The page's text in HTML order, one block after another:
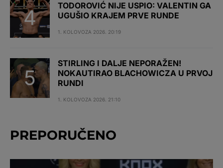
TODOROVIĆ NIJE USPIO: VALENTIN GA
UGUŠIO KRAJEM PRVE RUNDE
1. KOLOVOZA 2026. 20:19
STIRLING I DALJE NEPORAŽEN!
NOKAUTIRAO BLACHOWICZA U PRVOJ
RUNDI
1. KOLOVOZA 2026. 21:10
PREPORUČENO